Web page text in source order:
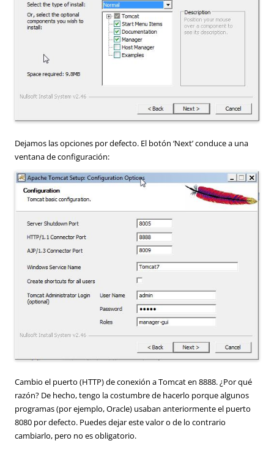
Dejamos las opciones por defecto. El botón ‘Next’ conduce a una
ventana de configuración:
Cambio el puerto (HTTP) de conexión a Tomcat en 8888. ¿Por qué
razón? De hecho, tengo la costumbre de hacerlo porque algunos
programas (por ejemplo, Oracle) usaban anteriormente el puerto
8080 por defecto. Puedes dejar este valor o de lo contrario
cambiarlo, pero no es obligatorio.